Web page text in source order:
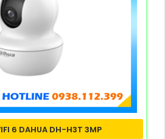
6 DAHUA DH-H3T 3MP